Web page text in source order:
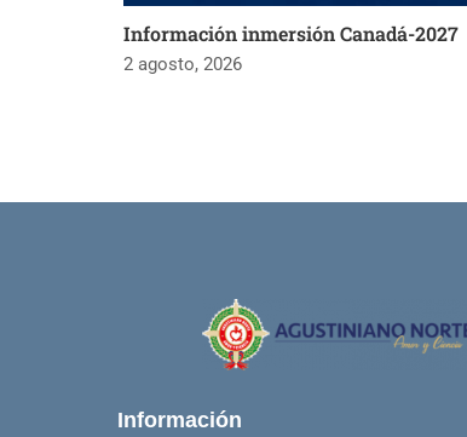
Información inmersión Canadá-2027
2 agosto, 2026
Información